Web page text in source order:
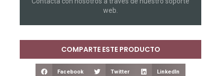
web.
COMPARTE ESTE PRODUCTO
Facebook Twitter LinkedIn